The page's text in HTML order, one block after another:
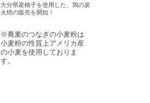
※蕎麦のつなぎの小麦粉は
小麦粉の性質上アメリカ産
の小麦を使用しておりま
す。
大分県産柚子を使用した、鶏の炭
火焼の販売を開始！